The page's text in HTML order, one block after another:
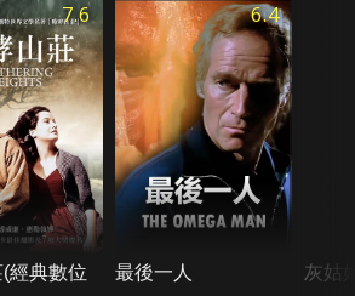
7.6
經典數位
6.4
最後一人 灰姑